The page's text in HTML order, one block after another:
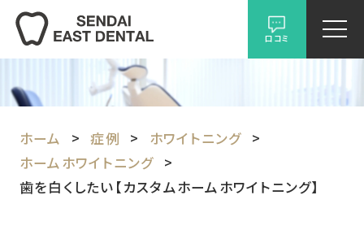
口コミ
ホーム 症例
ホワイトニング
ホームホワイトニング
歯を白くしたい【カスタムホームホワイトニング】